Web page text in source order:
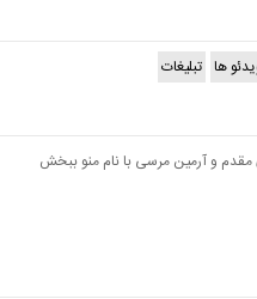
ها تبلیغات
و آرمین مرسی با نام منو ببخش